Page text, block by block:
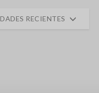
RECIENTES